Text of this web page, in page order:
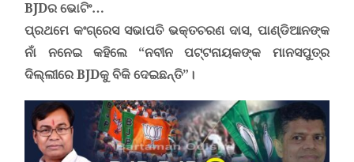
BJDର ଭୋଟିଂ…
ପ୍ରଥମେ କଂଗ୍ରେସ ସଭାପତି ଭକ୍ତଚରଣ ଦାସ, ପାଣ୍ଡିଆନଙ୍କ
ନାଁ ନନେଇ କହିଲେ “ନବୀନ ପଟ୍ଟନାୟକଙ୍କ ମାନସପୁତ୍ର
ଦିଲ୍ଲୀରେBJDକୁ ବିକି ଦେଇଛନ୍ତି” ।